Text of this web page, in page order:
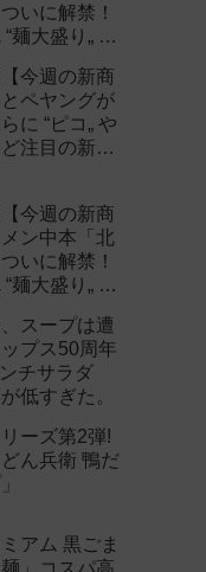
いに解禁！
麺大盛り„ シ
今週の新商
ペヤングが
に “ピコ„ や
注目の新作
今週の新商
ン中本「北
いに解禁！
麺大盛り„ シ
スープは遭
プス50周年
チサラダ
低すぎた。
ーズ第2弾!
どん兵衛 鴨だ
アム 黒ごま
」コスパ高